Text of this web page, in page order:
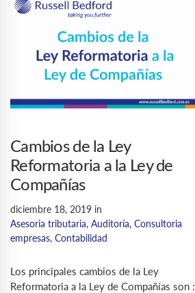
Cambios de la Ley
Reformatoria a la Ley de
Compañías
diciembre 18, 2019 in
Asesoria tributaria, Auditoría, Consultoria
empresas, Contabilidad
Los principales cambios de la Ley
Reformatoria a la Ley de Compañías son :